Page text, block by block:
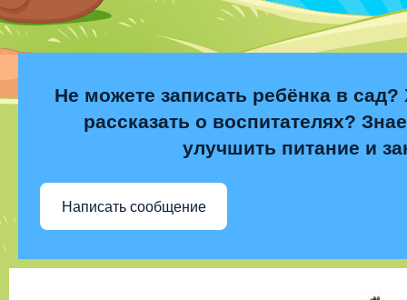
Не можете записать ребёнка в сад?
рассказать о воспитателях?
улучшить питание и
Написать сообщение